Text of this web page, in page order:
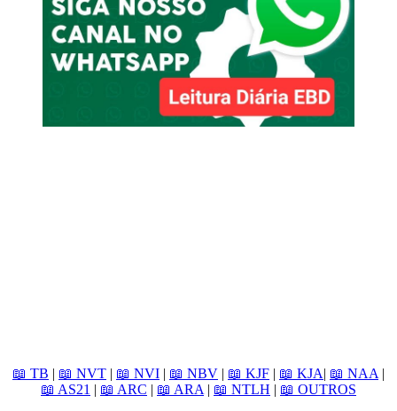
📖 TB 📖 NVT 📖 NVI 📖 NBV 📖 KJF 📖 KJA 📖 NAA|
📖 AS21
📖 ARC 📖 ARA| 📖 NTLH
📖 OUTROS